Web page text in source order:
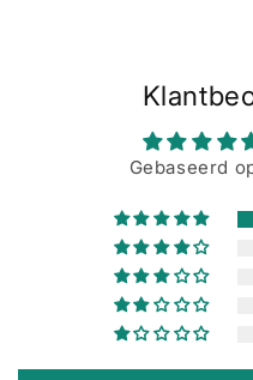
Gebaseerd